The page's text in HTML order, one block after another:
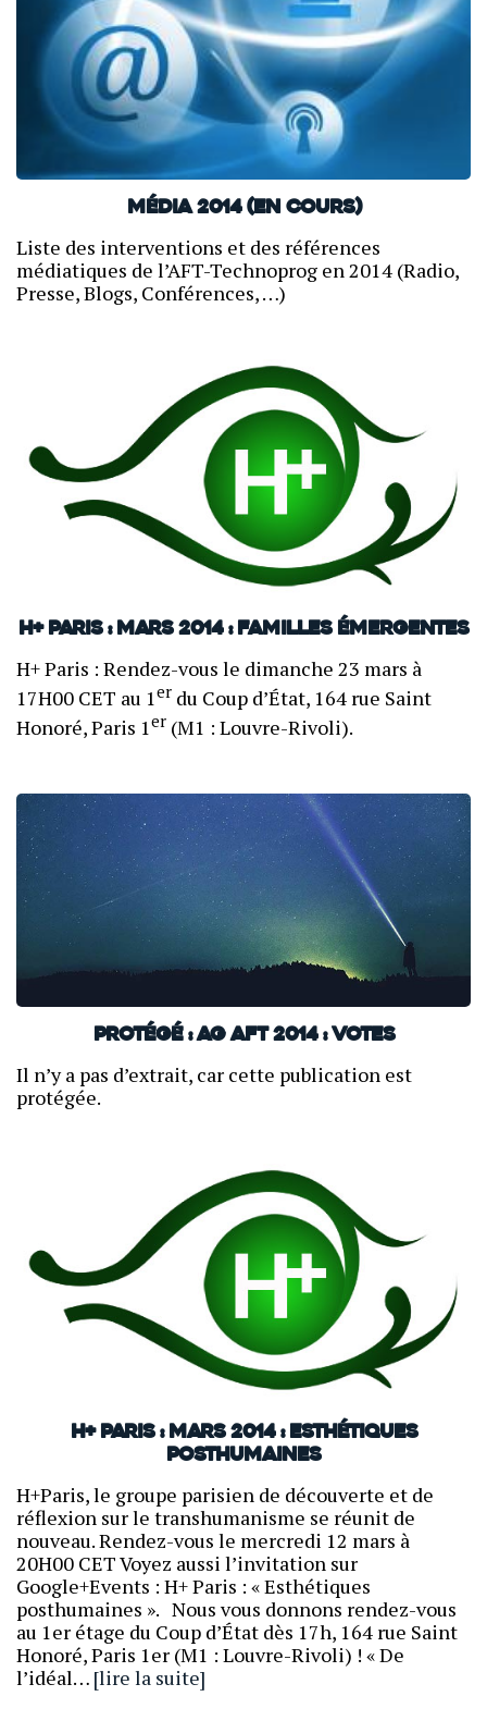
Média 2014 (en cours)
Liste des interventions et des références
médiatiques de l’AFT-Technoprog en 2014 (Radio,
Presse, Blogs, Conférences, …)
H+ Paris : mars 2014 : Familles émergentes
H+ Paris : Rendez-vous le dimanche 23 mars à
17H00 CET au 1er du Coup d’État, 164 rue Saint
Honoré, Paris 1er (M1 : Louvre-Rivoli).
Protégé : AG AFT 2014 : VOTES
Il n’y a pas d’extrait, car cette publication est
protégée.
H+ Paris : mars 2014 : Esthétiques
posthumaines
H+Paris, le groupe parisien de découverte et de
réflexion sur le transhumanisme se réunit de
nouveau. Rendez-vous le mercredi 12 mars à
20H00 CET Voyez aussi l’invitation sur
Google+Events : H+ Paris : « Esthétiques
posthumaines ». Nous vous donnons rendez-vous
au 1er étage du Coup d’État dès 17h, 164 rue Saint
Honoré, Paris 1er (M1 : Louvre-Rivoli) ! « De
l’idéal… [lire la suite]